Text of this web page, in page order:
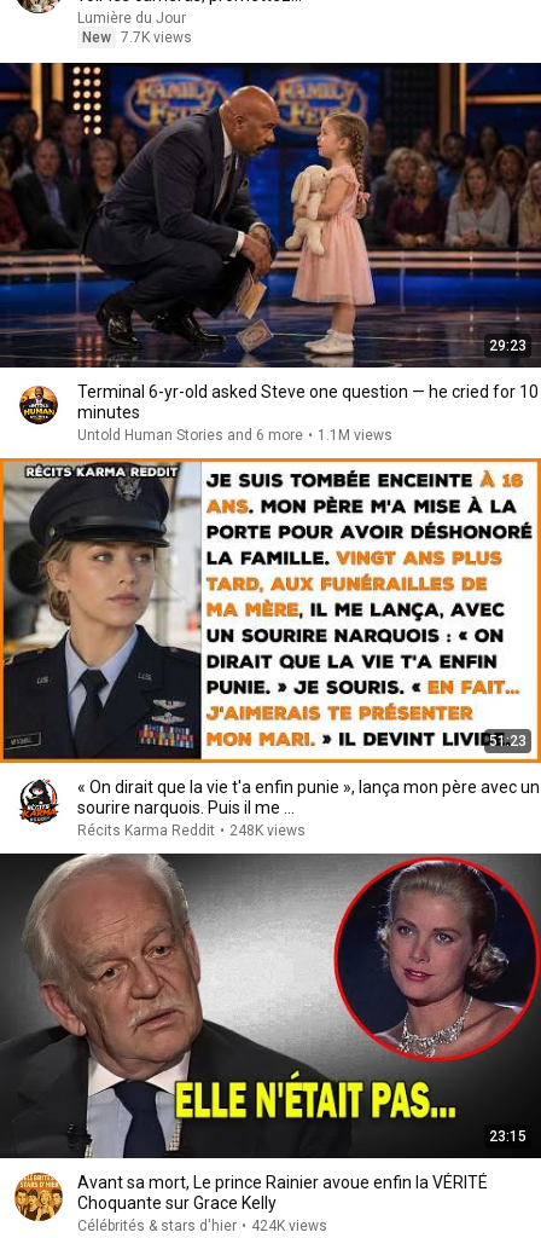
Lumière du Jour
New 7.7K views
29:23
Terminal 6-yr-old asked Steve one question — he cried for 10
minutes
Untold Human Stories and 6 more • 1.1M views
51:23
« On dirait que la vie t'a enfin punie », lança mon père avec un
sourire narquois. Puis il me ...
Récits Karma Reddit • 248K views
23:15
Avant sa mort, Le prince Rainier avoue enfin la VÉRITÉ
Choquante sur Grace Kelly
Célébrités & stars d'hier • 424K views